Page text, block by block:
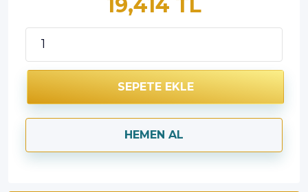
SEPETE EKLE
HEMEN AL